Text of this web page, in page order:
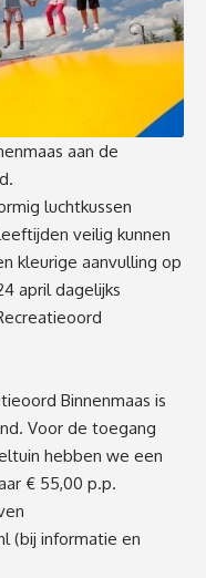
aan de
luchtkussen
veilig kunnen
kleurige aanvulling op
april dagelijks
Binnenmaas is
Voor de toegang
hebben we een
€ 55,00 p.p.
(bij informatie en